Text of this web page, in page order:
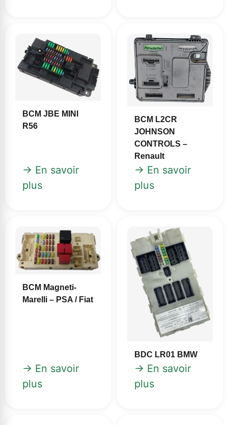
BCM JBE MINI
R56
→ En savoir
plus
BCM L2CR
JOHNSON
CONTROLS –
Renault
→ En savoir
plus
BCM Magneti-
Marelli – PSA / Fiat
→ En savoir
plus
BDC LR01 BMW
→ En savoir
plus